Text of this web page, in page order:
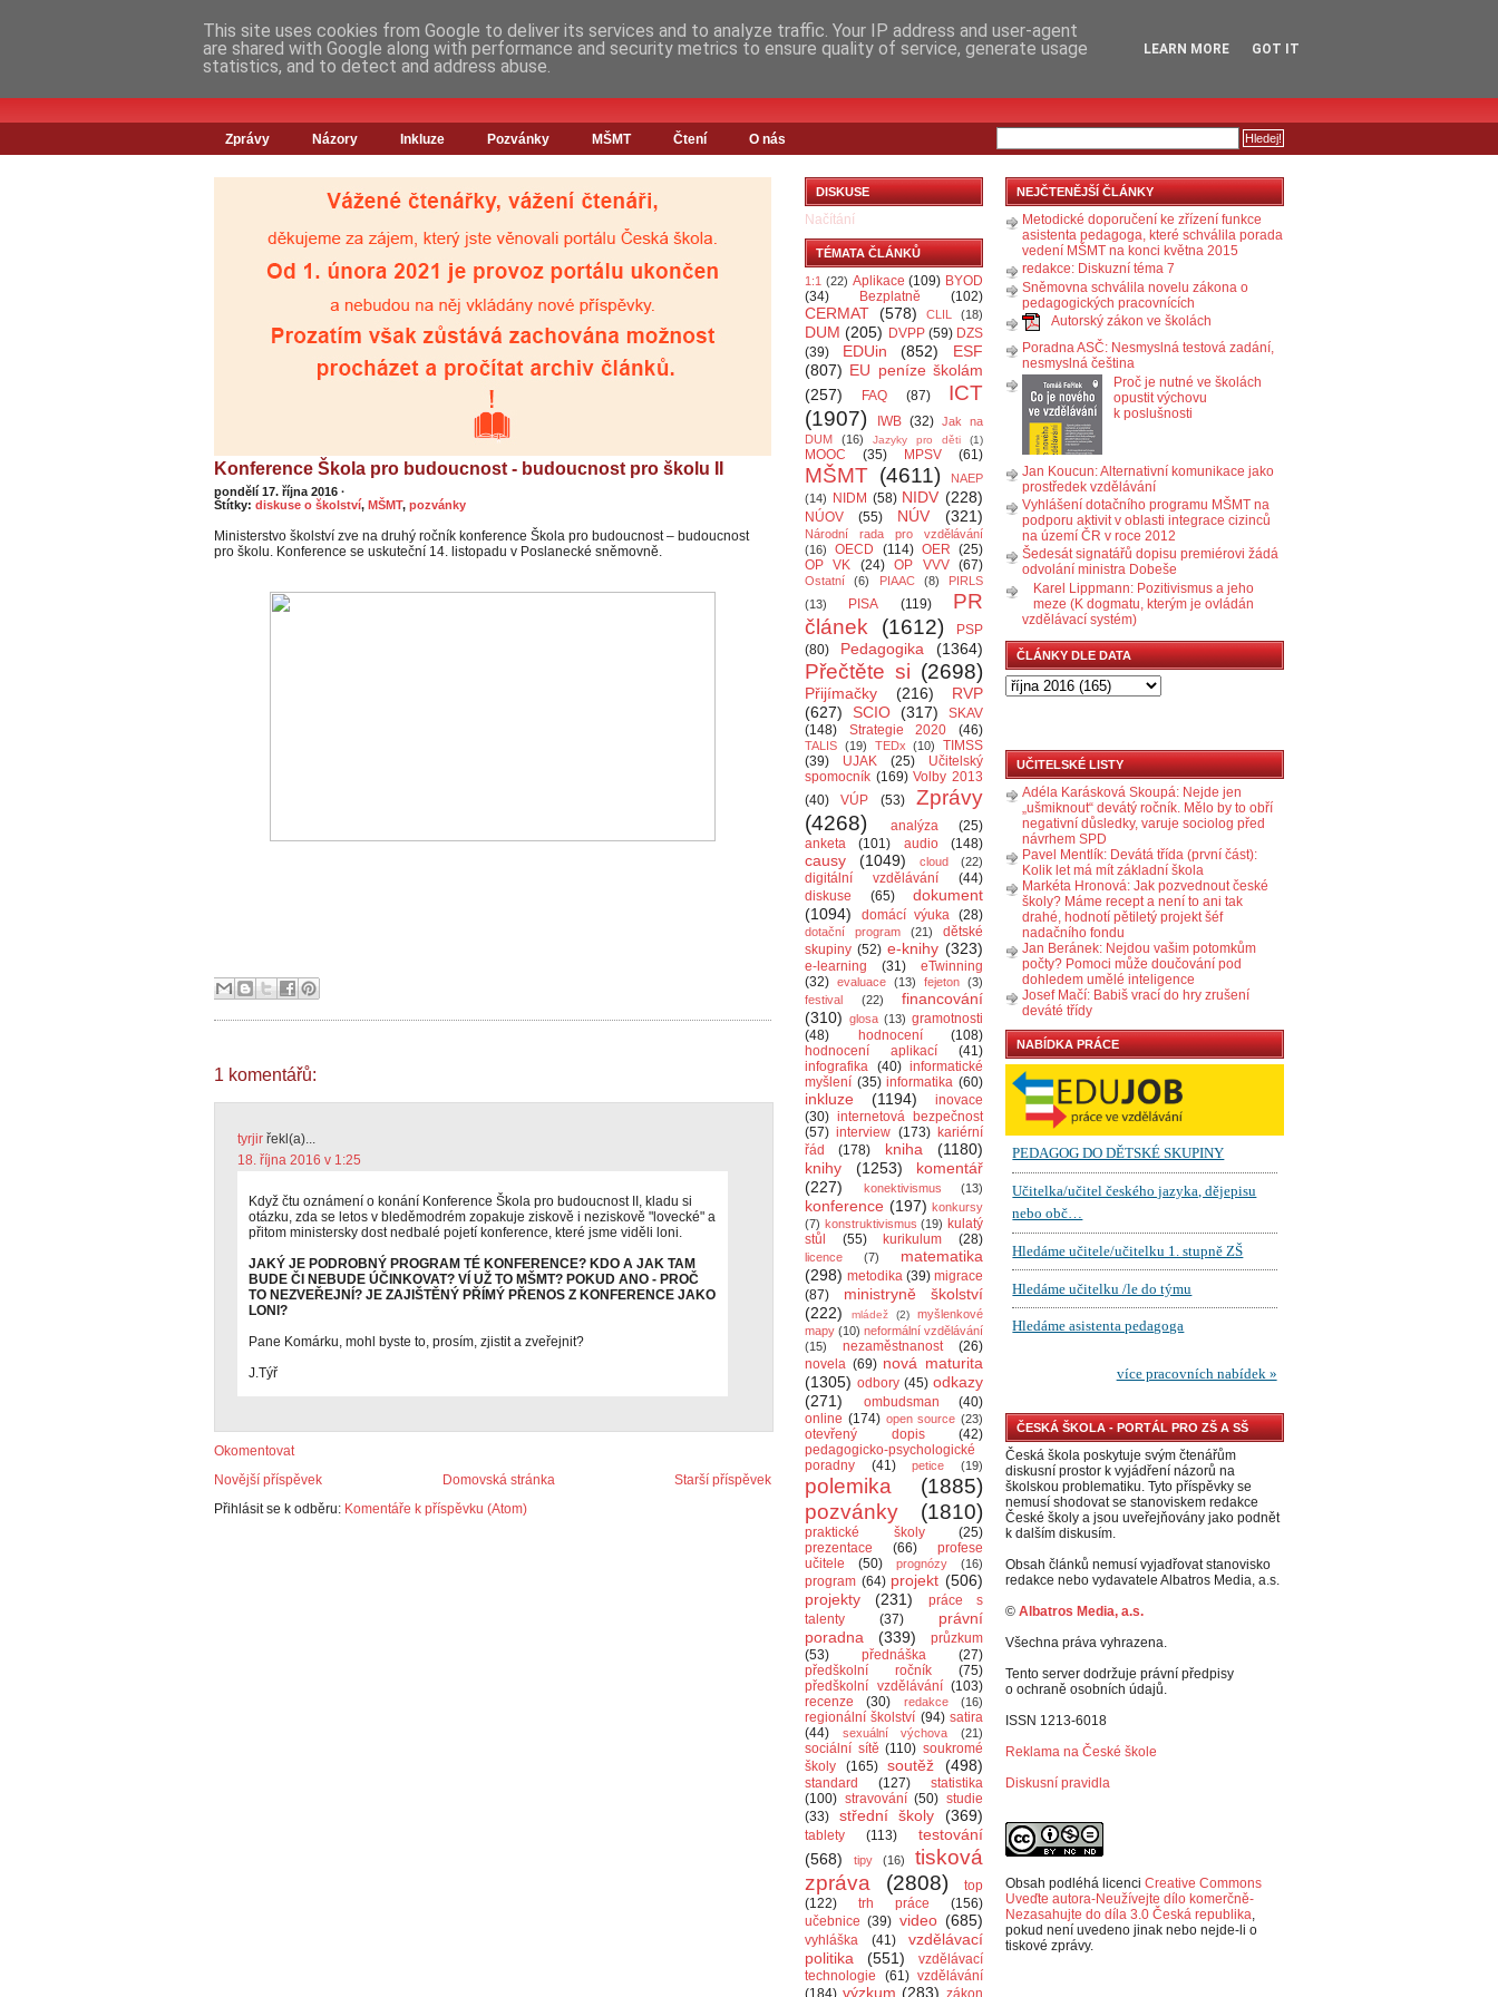
Zprávy Názory Inkluze Pozvánky MŠMT Čtení O nás
Konference Škola pro budoucnost - budoucnost pro školu II
pondělí 17. října 2016 ·
Štítky: diskuse o školství, MŠMT, pozvánky
Ministerstvo školství zve na druhý ročník konference Škola pro budoucnost – budoucnost
pro školu. Konference se uskuteční 14. listopadu v Poslanecké sněmovně.
1 komentářů:
tyrjir řekl(a)...
18. října 2016 v 1:25
Když čtu oznámení o konání Konference Škola pro budoucnost II, kladu si
otázku, zda se letos v bleděmodrém zopakuje ziskově i neziskově "lovecké" a
přitom ministersky dost nedbalé pojetí konference, které jsme viděli loni.
JAKÝ JE PODROBNÝ PROGRAM TÉ KONFERENCE? KDO A JAK TAM
BUDE ČI NEBUDE ÚČINKOVAT? VÍ UŽ TO MŠMT? POKUD ANO - PROČ
TO NEZVEŘEJNÍ? JE ZAJIŠTĚNÝ PŘÍMÝ PŘENOS Z KONFERENCE JAKO
LONI?
Pane Komárku, mohl byste to, prosím, zjistit a zveřejnit?
J.Týř
Okomentovat
Novější příspěvek
Starší příspěvek
Domovská stránka
Přihlásit se k odběru: Komentáře k příspěvku (Atom)
DISKUSE
Načítání
TÉMATA ČLÁNKŮ
1:1 (22) Aplikace (109) BYOD
(34)
Bezplatně (102)
CERMAT (578) CLIL (18)
DUM (205) DVPP (59) DZS
(39)
EDUin (852)
ESF
(807) EU peníze školám
(257)
FAQ (87)
ICT
(1907)
IWB (32) Jak na
DUM
(16) Jazyky pro děti (1)
MOOC (35) MPSV (61)
MŠMT (4611)
NAEP
(14)
NIDM (58) NIDV (228)
NÚOV (55) NÚV (321)
Národní rada pro vzdělávání
(16)
OECD (114) OER (25)
OP VK
(24) OP VVV (67)
Ostatní (6) PIAAC (8)
PIRLS
(13)
PISA (119)
PR
článek
(1612)
PSP
(80)
Pedagogika (1364)
Přečtěte si (2698)
Přijímačky (216)
RVP
(627)
SCIO (317)
SKAV
(148)
Strategie 2020 (46)
TALIS (19) TEDx (10)
TIMSS
(39)
UJAK (25)
Učitelský
spomocník (169) Volby 2013
(40)
VÚP (53)
Zprávy
(4268)
analýza
(25)
anketa
(101) audio (148)
causy (1049) cloud (22)
digitální vzdělávání
(44)
diskuse
(65)
dokument
(1094)
domácí výuka (28)
dotační program (21)
dětské
skupiny (52) e-knihy (323)
e-learning (31)
eTwinning
(32) evaluace (13) fejeton (3)
festival
(22)
financování
(310) glosa (13) gramotnosti
(48)
hodnocení
(108)
hodnocení aplikací
(41)
infografika (40) informatické
myšlení (35) informatika (60)
inkluze (1194)
inovace
(30) internetová bezpečnost
(57) interview (173) kariérní
řád
(178) kniha
(1180)
knihy
(1253)
komentář
(227)
konektivismus (13)
konference (197) konkursy
(7) konstruktivismus (19) kulatý
stůl
(55) kurikulum (28)
licence (7)
matematika
(298) metodika (39) migrace
(87)
ministryně školství
(222)
mládež (2)
myšlenkové
mapy (10) neformální vzdělávání
(15)
nezaměstnanost
(26)
novela (69) nová maturita
(1305) odbory (45) odkazy
(271)
ombudsman
(40)
online (174) open source (23)
otevřený dopis
(42)
pedagogicko-psychologické
poradny
(41) petice (19)
polemika
(1885)
pozvánky
(1810)
praktické školy
(25)
prezentace
(66)
profese
učitele
(50) prognózy (16)
program (64) projekt (506)
projekty
(231)
práce s
talenty
(37)
právní
poradna
(339)
průzkum
(53)
přednáška
(27)
předškolní ročník
(75)
předškolní vzdělávání (103)
recenze
(30) redakce (16)
regionální školství (94) satira
(44)
sexuální výchova (21)
sociální sítě (110) soukromé
školy
(165) soutěž (498)
standard (127)
statistika
(100) stravování (50) studie
(33)
střední školy (369)
tablety (113)
testování
(568)
tipy (16)
tisková
zpráva
(2808)
top
(122)
trh práce
(156)
učebnice (39) video (685)
vyhláška (41)
vzdělávací
politika
(551)
vzdělávací
technologie
(61) vzdělávání
(184) výzkum (283) zákon
NEJČTENĚJŠÍ ČLÁNKY
Metodické doporučení ke zřízení funkce
asistenta pedagoga, které schválila porada
vedení MŠMT na konci května 2015
redakce: Diskuzní téma 7
Sněmovna schválila novelu zákona o
pedagogických pracovnících
Autorský zákon ve školách
Poradna ASČ: Nesmyslná testová zadání,
nesmyslná čeština
Proč je nutné ve školách
opustit výchovu
k poslušnosti
Jan Koucun: Alternativní komunikace jako
prostředek vzdělávání
Vyhlášení dotačního programu MŠMT na
podporu aktivit v oblasti integrace cizinců
na území ČR v roce 2012
Šedesát signatářů dopisu premiérovi žádá
odvolání ministra Dobeše
Karel Lippmann: Pozitivismus a jeho
meze (K dogmatu, kterým je ovládán
vzdělávací systém)
ČLÁNKY DLE DATA
UČITELSKÉ LISTY
Adéla Karásková Skoupá: Nejde jen
„ušmiknout“ devátý ročník. Mělo by to obří
negativní důsledky, varuje sociolog před
návrhem SPD
Pavel Mentlík: Devátá třída (první část):
Kolik let má mít základní škola
Markéta Hronová: Jak pozvednout české
školy? Máme recept a není to ani tak
drahé, hodnotí pětiletý projekt šéf
nadačního fondu
Jan Beránek: Nejdou vašim potomkům
počty? Pomoci může doučování pod
dohledem umělé inteligence
Josef Mačí: Babiš vrací do hry zrušení
deváté třídy
NABÍDKA PRÁCE
ČESKÁ ŠKOLA - PORTÁL PRO ZŠ A SŠ
Česká škola poskytuje svým čtenářům
diskusní prostor k vyjádření názorů na
školskou problematiku. Tyto příspěvky se
nemusí shodovat se stanoviskem redakce
České školy a jsou uveřejňovány jako podnět
k dalším diskusím.
Obsah článků nemusí vyjadřovat stanovisko
redakce nebo vydavatele Albatros Media, a.s.
© Albatros Media, a.s.
Všechna práva vyhrazena.
Tento server dodržuje právní předpisy
o ochraně osobních údajů.
ISSN 1213-6018
Reklama na České škole
Diskusní pravidla
Obsah podléhá licenci Creative Commons
Uveďte autora-Neužívejte dílo komerčně-
Nezasahujte do díla 3.0 Česká republika,
pokud není uvedeno jinak nebo nejde-li o
tiskové zprávy.
This site uses cookies from Google to deliver its services and to analyze traffic. Your IP address and user-agent
are shared with Google along with performance and security metrics to ensure quality of service, generate usage
statistics, and to detect and address abuse.
LEARN MORE GOT IT